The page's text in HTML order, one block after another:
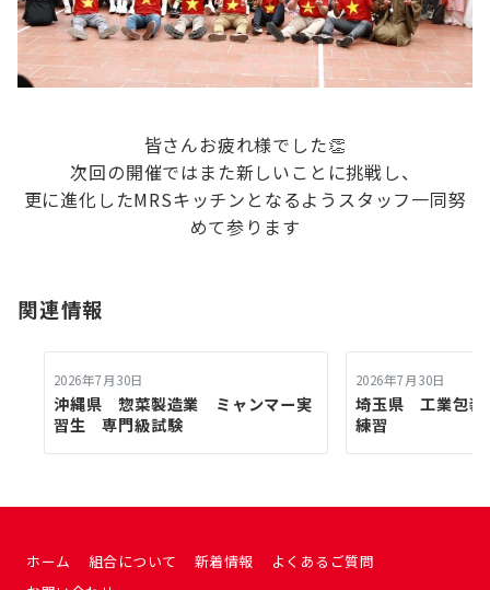
皆さんお疲れ様でした👏
次回の開催ではまた新しいことに挑戦し、
更に進化したMRSキッチンとなるようスタッフ一同努
めて参ります
関連情報
2026年7月30日
沖縄県 惣菜製造業 ミャンマー実
習生 専門級試験
2026年7月30日
埼玉県 工業包
練習
ホーム 組合について 新着情報
よくあるご質問